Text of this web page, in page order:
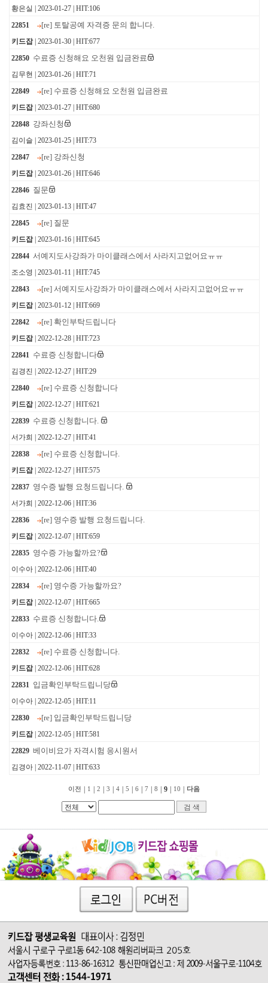
황은실 | 2023-01-27 | HIT:106
22851
[re] 토탈공예 자격증 문의 합니다.
키드잡| 2023-01-30 | HIT:677
22850 수료증 신청해요 오천원 입금완료
김무현 | 2023-01-26 | HIT:71
22849
[re] 수료증 신청해요 오천원 입금완료
키드잡| 2023-01-27 | HIT:680
22848 강좌신청
김이슬 | 2023-01-25 | HIT:73
22847
[re] 강좌신청
키드잡| 2023-01-26 | HIT:646
22846 질문
김효진 | 2023-01-13 | HIT:47
22845
[re] 질문
키드잡| 2023-01-16 | HIT:645
22844 서예지도사강좌가 마이클래스에서 사라지고없어요ㅠㅠ
조소영 | 2023-01-11 | HIT:745
22843
[re] 서예지도사강좌가 마이클래스에서 사라지고없어요ㅠㅠ
키드잡| 2023-01-12 | HIT:669
22842
[re] 확인부탁드립니다
키드잡| 2022-12-28 | HIT:723
22841 수료증 신청합니다
김경진 | 2022-12-27 | HIT:29
22840
[re] 수료증 신청합니다
키드잡| 2022-12-27 | HIT:621
22839 수료증 신청합니다.
서가희 | 2022-12-27 | HIT:41
22838
[re] 수료증 신청합니다.
키드잡| 2022-12-27 | HIT:575
22837 영수증 발행 요청드립니다.
서가희 | 2022-12-06 | HIT:36
22836
[re] 영수증 발행 요청드립니다.
키드잡| 2022-12-07 | HIT:659
22835 영수증 가능할까요?
이수아 | 2022-12-06 | HIT:40
22834
[re] 영수증 가능할까요?
키드잡| 2022-12-07 | HIT:665
22833 수료증 신청합니다.
이수아 | 2022-12-06 | HIT:33
22832
[re] 수료증 신청합니다.
키드잡| 2022-12-06 | HIT:628
22831 입금확인부탁드립니당
이수아 | 2022-12-05 | HIT:11
22830
[re] 입금확인부탁드립니당
키드잡| 2022-12-05 | HIT:581
22829 베이비요가 자격시험 응시원서
김경아 | 2022-11-07 | HIT:633
이전 1 2 3 4 5 6 7 8 9 10 다음